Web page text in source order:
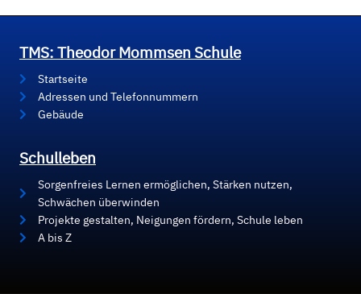
TMS: Theodor Mommsen Schule
Startseite
Adressen und Telefonnummern
Gebäude
Schulleben
Sorgenfreies Lernen ermöglichen, Stärken nutzen,
Schwächen überwinden
Projekte gestalten, Neigungen fördern, Schule leben
A bis Z